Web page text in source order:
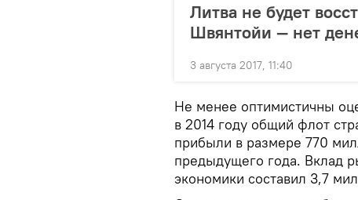
Литва не будет
Швянтойи — нет
3 августа 2017, 11:40
Не менее оптимистичны
в 2014 году общий флот
прибыли в размере 770
предыдущего года. Вклад
экономики составил 3,7